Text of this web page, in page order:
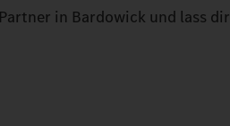
in Bardowick und lass dir